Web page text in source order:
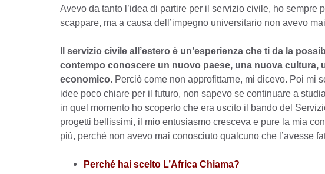
Avevo da tanto l’idea di partire per il servizio civile, ho sempre
scappare, ma a causa dell’impegno universitario non avevo
Il servizio civile all’estero è un’esperienza che ti da la
contempo conoscere un nuovo paese, una nuova
economico. Perciò come non approfittarne, mi dicevo. Poi mi
idee poco chiare per il futuro, non sapevo se continuare a
in quel momento ho scoperto che era uscito il bando del
progetti bellissimi, il mio entusiasmo cresceva e pure la mia
più, perché non avevo mai conosciuto qualcuno che l’avesse
Perché hai scelto L’Africa Chiama?